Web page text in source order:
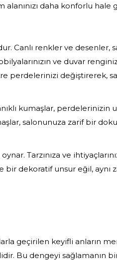
daha konforlu
Canlı renkler ve desenler,
ve duvar
perdelerinizi değiştirerek,
kumaşlar, perdelerinizin
salonunuza zarif bir
Tarzınıza ve
dekoratif unsur eğil, aynı
geçirilen keyifli anların
Bu dengeyi sağlamanın